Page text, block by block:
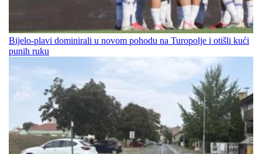
Bijelo-plavi dominirali u novom pohodu na Turopolje i otišli kući
punih ruku